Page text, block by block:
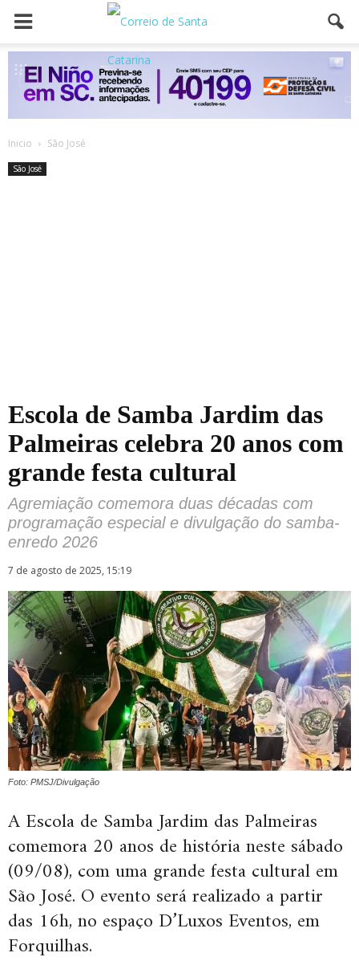
Inicio São José
São José
Escola de Samba Jardim das
Palmeiras celebra 20 anos com
grande festa cultural
Agremiação comemora duas décadas com
programação especial e divulgação do samba-
enredo 2026
7 de agosto de 2025, 15:19
Foto: PMSJ/Divulgação
A Escola de Samba Jardim das Palmeiras
comemora 20 anos de história neste sábado
(09/08), com uma grande festa cultural em
São José. O evento será realizado a partir
das 16h, no espaço D’Luxos Eventos, em
Forquilhas.